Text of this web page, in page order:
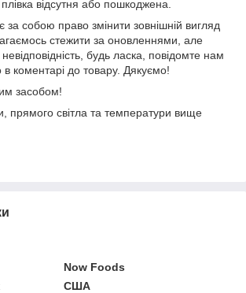
відсутня або пошкоджена.
собою право змінити зовнішній вигляд
стежити за оновленнями, але
будь ласка, повідомте нам
в коментарі до товару. Дякуємо!
засобом!
прямого світла та температури вище
Now Foods
США